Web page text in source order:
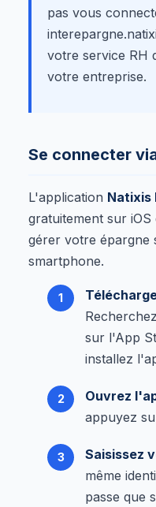
pas vous
votre service RH
votre entreprise.
Se connecter
L'application Natixis
gratuitement sur
gérer votre épargne
smartphone.
sur l'App
installez
Ouvrez
appuyez
Saisissez
même
passe que